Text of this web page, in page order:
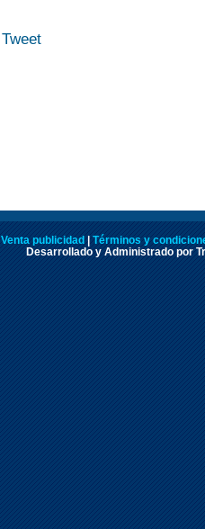
Tweet
Venta publicidad | Términos y
Desarrollado y Administrado por